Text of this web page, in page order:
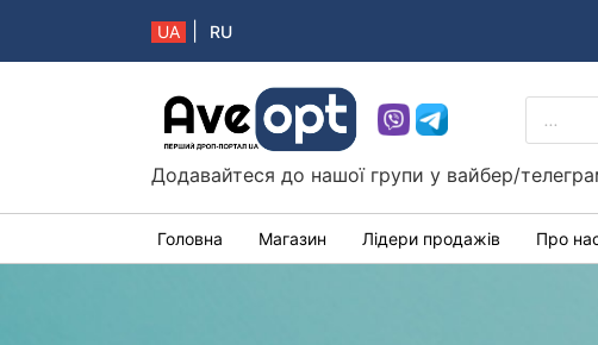
UA RU
Aveopt – оптова дропшипінг платформа в Україні
SEARCH
Додавайтеся до нашої групи у вайбер/
Головна Магазин Лідери продажів Про